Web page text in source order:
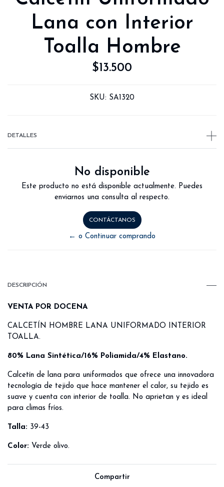
Lana con Interior
Toalla Hombre
$13.500
SKU: SA1320
DETALLES
No disponible
Este producto no está disponible actualmente. Puedes
enviarnos una consulta al respecto.
CONTÁCTANOS
← o Continuar comprando
DESCRIPCIÓN
VENTA POR DOCENA
CALCETÍN HOMBRE LANA UNIFORMADO INTERIOR
TOALLA.
80% Lana Sintética/16% Poliamida/4% Elastano.
Calcetín de lana para uniformados que ofrece una innovadora
tecnología de tejido que hace mantener el calor, su tejido es
suave y cuenta con interior de toalla. No aprietan y es ideal
para climas fríos.
Talla: 39-43
Color: Verde olivo.
Compartir